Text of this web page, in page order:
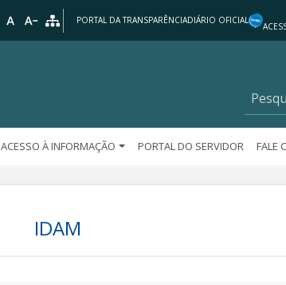
PORTAL DA TRANSPARÊNCIADIÁRIO OFICIAL
ACESSO À INFORMAÇÃO PORTAL DO SERVIDOR FALE
IDAM